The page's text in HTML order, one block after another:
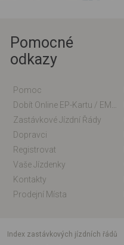
Pomocné
odkazy
Pomoc
Zastávkové Jízdní Řády
Dopravci
Registrovat
Vaše Jízdenky
Kontakty
Prodejní Místa
index zastávkových jízdních řádů